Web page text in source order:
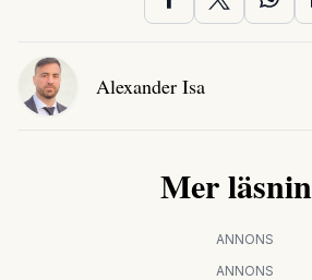
Alexander Isa
Mer
ANNONS
ANNONS